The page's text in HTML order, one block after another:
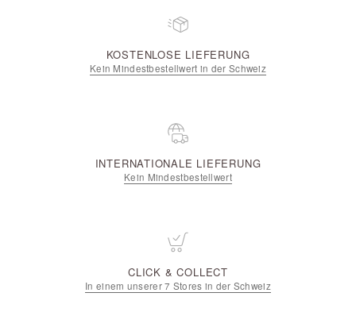
KOSTENLOSE LIEFERUNG
Kein Mindestbestellwert in der Schweiz
INTERNATIONALE LIEFERUNG
Kein Mindestbestellwert
CLICK & COLLECT
In einem unserer 7 Stores in der Schweiz